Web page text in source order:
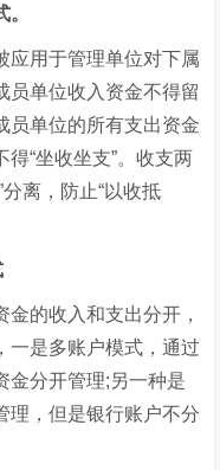
用于管理单位对下属
员单位收入资金不得留
员单位的所有支出资金
“坐收坐支”。收支两
离，防止“以收抵
的收入和支出分开，
一是多账户模式，通过
金分开管理;另一种是
理，但是银行账户不分